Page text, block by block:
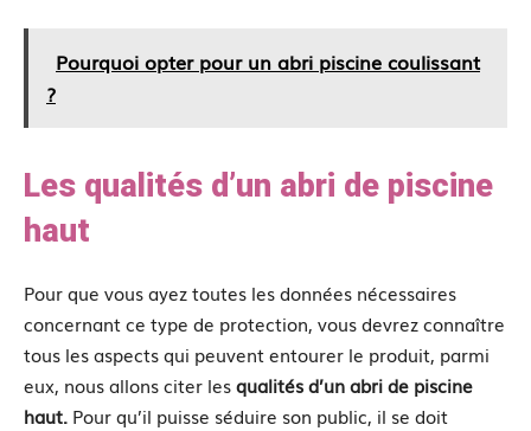
Pourquoi opter pour un abri piscine coulissant
?
Les qualités d’un abri de piscine
haut
Pour que vous ayez toutes les données nécessaires
concernant ce type de protection, vous devrez connaître
tous les aspects qui peuvent entourer le produit, parmi
eux, nous allons citer lesqualités d’un abri de piscine
haut. Pour qu’il puisse séduire son public, il se doit